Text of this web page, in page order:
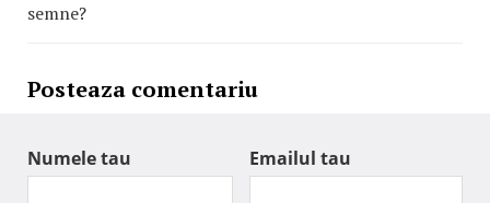
semne?
Posteaza comentariu
Numele tau Emailul tau